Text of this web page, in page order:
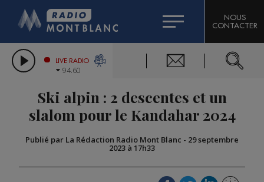
LES CHRONIQUES DE L'EXPERT
CITIZEN MACHINERY
GRAND MASSIF DOMAINES SKIABLES
BIGARD
COMPAGNIE DU MONT-BLANC
NOUS
CONTACTER
LIVE RADIO
94.60
Ski alpin : 2 descentes et un
slalom pour le Kandahar 2024
Publié par La Rédaction Radio Mont Blanc - 29 septembre
2023 à 17h33